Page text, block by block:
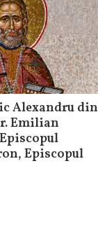
Alexandru din
Emilian
Episcopul